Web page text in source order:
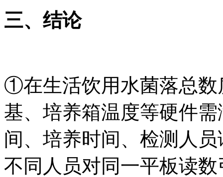
三、结论
①在生活饮用水菌落总数
基、培养箱温度等硬件
间、培养时间、检测人
不同人员对同一平板读